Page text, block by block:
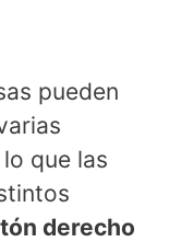
pueden
que las
derecho